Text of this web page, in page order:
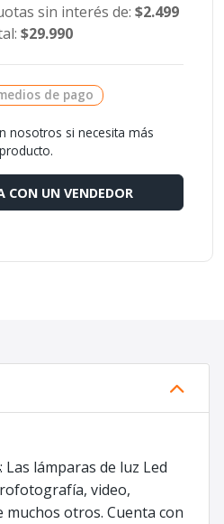
sin interés de: $2.499
$29.990
de pago
nosotros si necesita más
CON UN VENDEDOR
: Las lámparas de luz Led
video,
otros. Cuenta con